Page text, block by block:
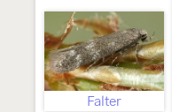
Falter